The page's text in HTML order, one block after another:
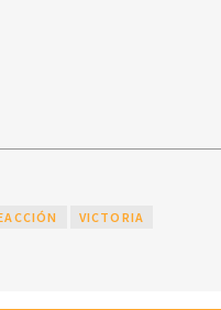
VICTORIA